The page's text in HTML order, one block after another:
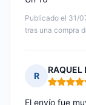
Publicado el 31/
tras una compra
R
RAQUEL
Nota: 5
El envío fue